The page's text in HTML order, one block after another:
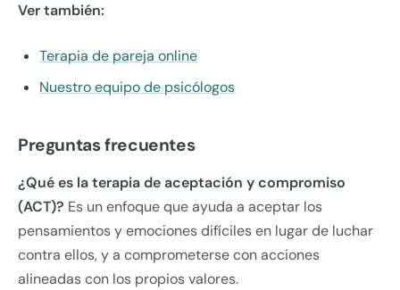
Ver también:
Terapia de pareja online
Nuestro equipo de psicólogos
Preguntas frecuentes
¿Qué es la terapia de aceptación y compromiso
(ACT)? Es un enfoque que ayuda a aceptar los
pensamientos y emociones difíciles en lugar de luchar
contra ellos, y a comprometerse con acciones
alineadas con los propios valores.